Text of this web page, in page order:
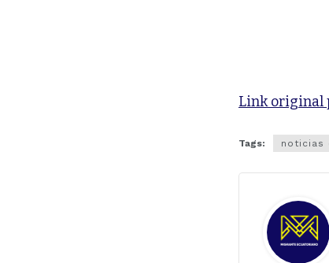
Link original
Tags: noticias